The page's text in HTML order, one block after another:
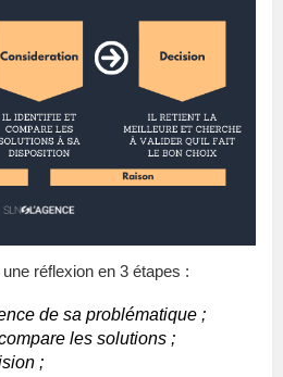
réflexion en 3 étapes :
de sa problématique ;
les solutions ;
;